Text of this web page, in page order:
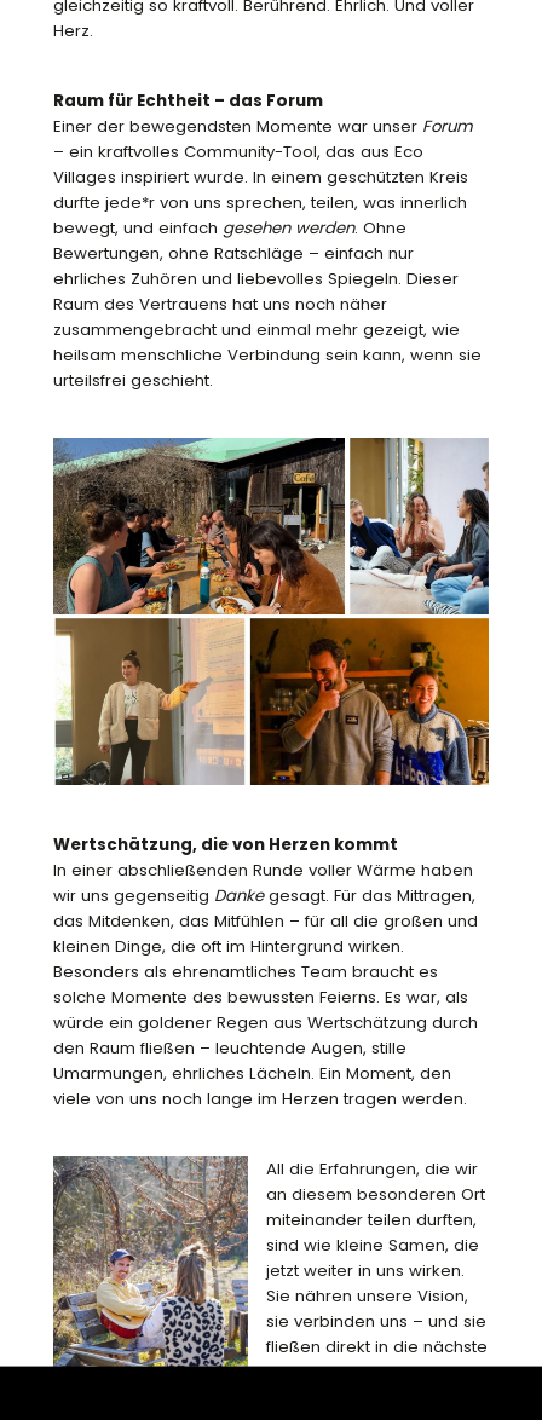
gleichzeitig so kraftvoll. Berührend. Ehrlich. Und voller
Herz.
Raum für Echtheit – das Forum
Einer der bewegendsten Momente war unser Forum
– ein kraftvolles Community-Tool, das aus Eco
Villages inspiriert wurde. In einem geschützten Kreis
durfte jede*r von uns sprechen, teilen, was innerlich
bewegt, und einfach gesehen werden. Ohne
Bewertungen, ohne Ratschläge – einfach nur
ehrliches Zuhören und liebevolles Spiegeln. Dieser
Raum des Vertrauens hat uns noch näher
zusammengebracht und einmal mehr gezeigt, wie
heilsam menschliche Verbindung sein kann, wenn sie
urteilsfrei geschieht.
Wertschätzung, die von Herzen kommt
In einer abschließenden Runde voller Wärme haben
wir uns gegenseitig Dankegesagt. Für das Mittragen,
das Mitdenken, das Mitfühlen – für all die großen und
kleinen Dinge, die oft im Hintergrund wirken.
Besonders als ehrenamtliches Team braucht es
solche Momente des bewussten Feierns. Es war, als
würde ein goldener Regen aus Wertschätzung durch
den Raum fließen – leuchtende Augen, stille
Umarmungen, ehrliches Lächeln. Ein Moment, den
viele von uns noch lange im Herzen tragen werden.
All die Erfahrungen, die wir
an diesem besonderen Ort
miteinander teilen durften,
sind wie kleine Samen, die
jetzt weiter in uns wirken.
Sie nähren unsere Vision,
sie verbinden uns – und sie
fließen direkt in die nächste
Phase unserer